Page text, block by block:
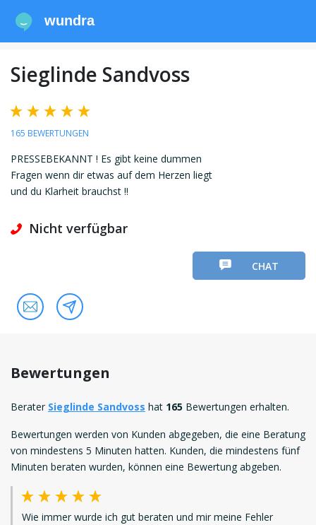
wundra
Sieglinde Sandvoss
165 BEWERTUNGEN
PRESSEBEKANNT ! Es gibt keine dummen
Fragen wenn dir etwas auf dem Herzen liegt
und du Klarheit brauchst !!
Nicht verfügbar
CHAT
Bewertungen
Berater Sieglinde Sandvoss hat 165 Bewertungen erhalten.
Bewertungen werden von Kunden abgegeben, die eine Beratung
von mindestens 5 Minuten hatten. Kunden, die mindestens fünf
Minuten beraten wurden, können eine Bewertung abgeben.
Wie immer wurde ich gut beraten und mir meine Fehler